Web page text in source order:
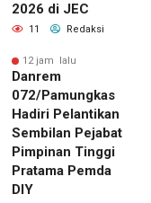
2026 di JEC
11 Redaksi
12 jam lalu
Danrem
072/Pamungkas
Hadiri Pelantikan
Sembilan Pejabat
Pimpinan Tinggi
Pratama Pemda
DIY